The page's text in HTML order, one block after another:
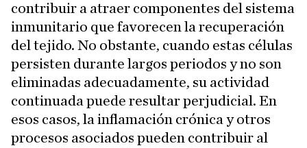
contribuir a atraer componentes del sistema
inmunitario que favorecen la recuperación
del tejido. No obstante, cuando estas células
persisten durante largos periodos y no son
eliminadas adecuadamente, su actividad
continuada puede resultar perjudicial. En
esos casos, la inflamación crónica y otros
procesos asociados pueden contribuir al